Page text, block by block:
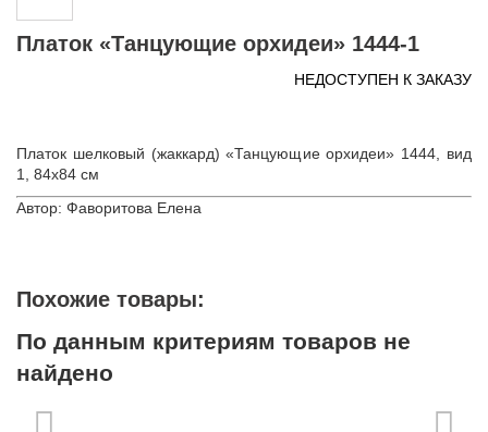
Платок «Танцующие орхидеи» 1444-1
НЕДОСТУПЕН К ЗАКАЗУ
Платок шелковый (жаккард) «Танцующие орхидеи» 1444, вид
1, 84х84 см
Автор: Фаворитова Елена
Похожие товары:
По данным критериям товаров не
найдено